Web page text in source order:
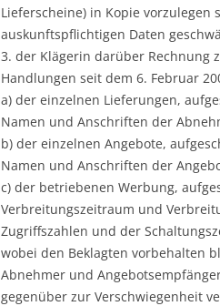
Lieferscheine) in Kopie
auskunftspflichtigen Daten
3. der Klägerin darüber Rechnung
Handlungen seit dem 6. Februar
a) der einzelnen Lieferungen,
Namen und Anschriften der
b) der einzelnen Angebote,
Namen und Anschriften der
c) der betriebenen Werbung,
Verbreitungszeitraum und
Zugriffszahlen und der
wobei den Beklagten vorbehalten
Abnehmer und
gegenüber zur Verschwiegenheit